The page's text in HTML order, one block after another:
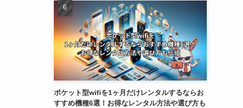
ポケット型wifiを1ヶ月だけレンタルするならお
すすめ機種6選！お得なレンタル方法や選び方も